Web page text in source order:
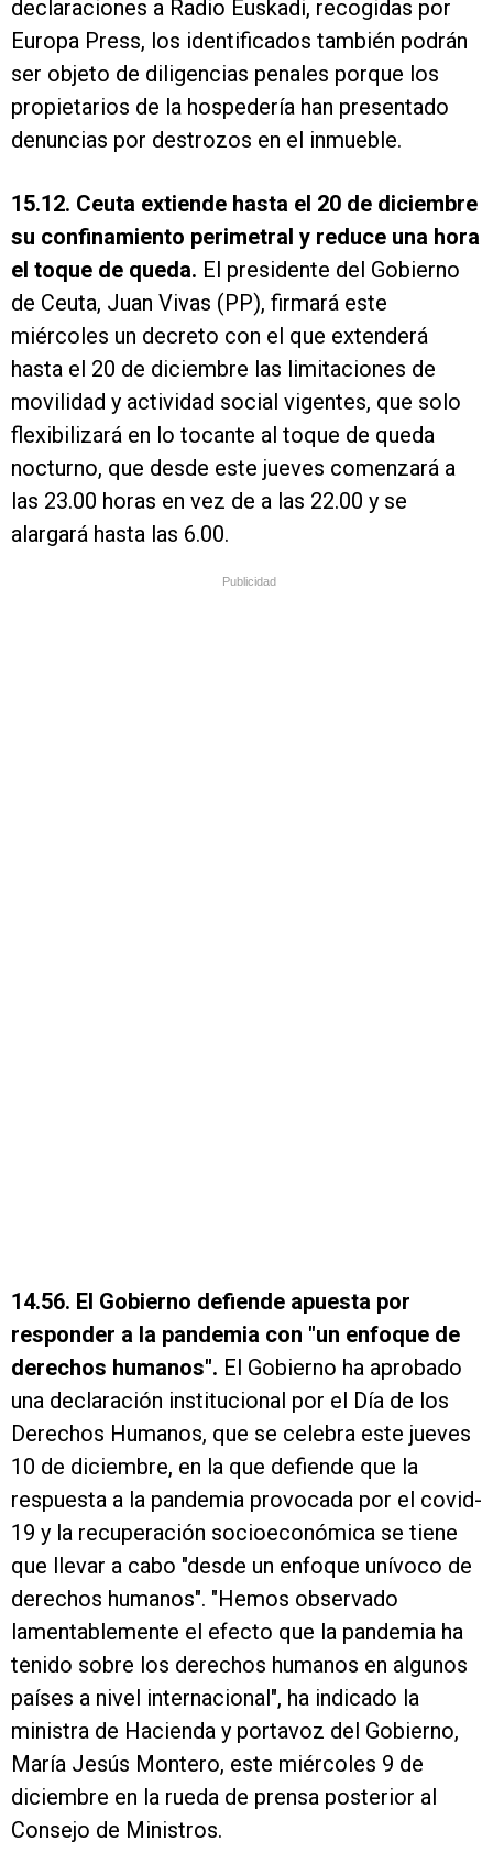
declaraciones a Radio Euskadi, recogidas por
Europa Press, los identificados también podrán
ser objeto de diligencias penales porque los
propietarios de la hospedería han presentado
denuncias por destrozos en el inmueble.
15.12. Ceuta extiende hasta el 20 de diciembre
su confinamiento perimetral y reduce una hora
el toque de queda. El presidente del Gobierno
de Ceuta, Juan Vivas (PP), firmará este
miércoles un decreto con el que extenderá
hasta el 20 de diciembre las limitaciones de
movilidad y actividad social vigentes, que solo
flexibilizará en lo tocante al toque de queda
nocturno, que desde este jueves comenzará a
las 23.00 horas en vez de a las 22.00 y se
alargará hasta las 6.00.
Publicidad
14.56. El Gobierno defiende apuesta por
responder a la pandemia con "un enfoque de
derechos humanos". El Gobierno ha aprobado
una declaración institucional por el Día de los
Derechos Humanos, que se celebra este jueves
10 de diciembre, en la que defiende que la
respuesta a la pandemia provocada por el covid-
19 y la recuperación socioeconómica se tiene
que llevar a cabo "desde un enfoque unívoco de
derechos humanos". "Hemos observado
lamentablemente el efecto que la pandemia ha
tenido sobre los derechos humanos en algunos
países a nivel internacional", ha indicado la
ministra de Hacienda y portavoz del Gobierno,
María Jesús Montero, este miércoles 9 de
diciembre en la rueda de prensa posterior al
Consejo de Ministros.